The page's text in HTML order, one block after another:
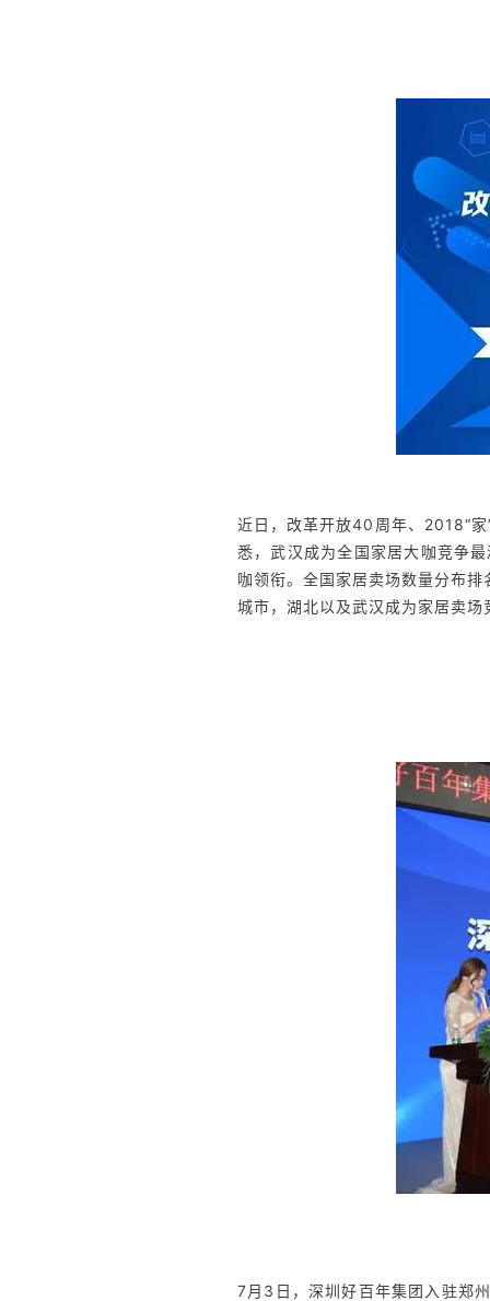
近日，改革开放40周年、2018“
悉，武汉成为全国家居大咖竞争
咖领衔。全国家居卖场数量分布
城市，湖北以及武汉成为家居卖场
7月3日，深圳好百年集团入驻郑